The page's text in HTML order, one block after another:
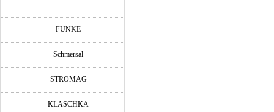
FUNKE
Schmersal
STROMAG
KLASCHKA